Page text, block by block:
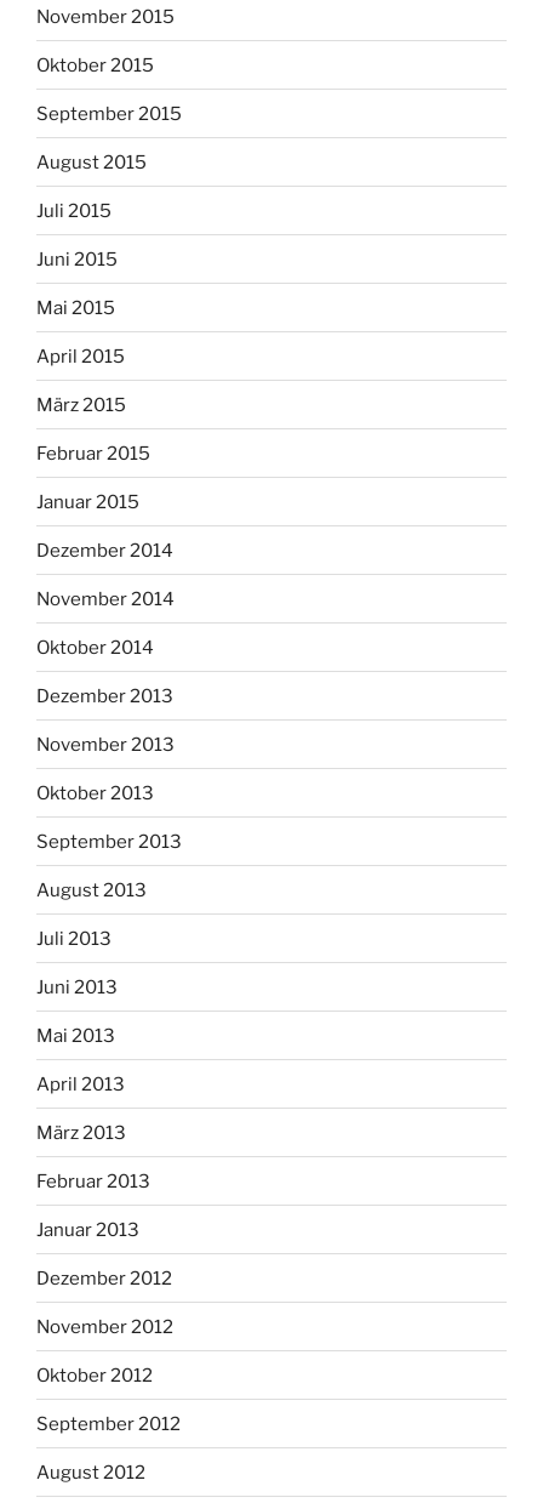
November 2015
Oktober 2015
September 2015
August 2015
Juli 2015
Juni 2015
Mai 2015
April 2015
März 2015
Februar 2015
Januar 2015
Dezember 2014
November 2014
Oktober 2014
Dezember 2013
November 2013
Oktober 2013
September 2013
August 2013
Juli 2013
Juni 2013
Mai 2013
April 2013
März 2013
Februar 2013
Januar 2013
Dezember 2012
November 2012
Oktober 2012
September 2012
August 2012